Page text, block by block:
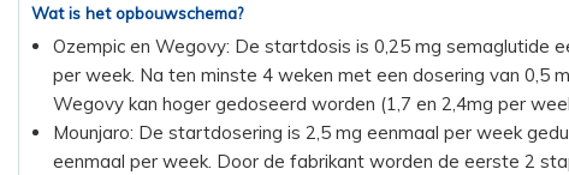
Wat is het opbouwschema?
Ozempic en Wegovy: De startdosis is 0,25 mg semaglutide
per week. Na ten minste 4 weken met een dosering van 0,5
Wegovy kan hoger gedoseerd worden (1,7 en 2,4mg per
Mounjaro: De startdosering is 2,5 mg eenmaal per week
eenmaal per week. Door de fabrikant worden de eerste 2